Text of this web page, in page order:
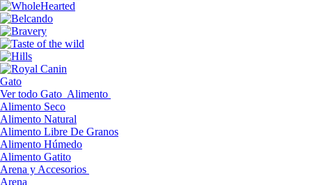
Gato
Ver todo Gato Alimento
Alimento Seco
Alimento Natural
Alimento Libre De Granos
Alimento Húmedo
Alimento Gatito
Arena y Accesorios
Arena